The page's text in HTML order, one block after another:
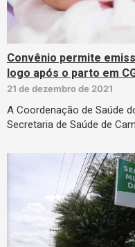
Convênio permite
logo após o parto em
21 de dezembro de 2021
A Coordenação de Saúde
Secretaria de Saúde de